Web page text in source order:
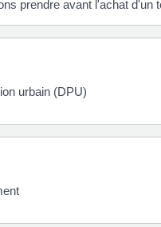
prendre avant l'achat d'un
urbain (DPU)